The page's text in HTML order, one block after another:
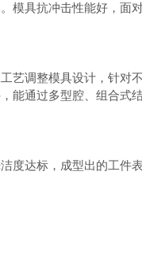
模具抗冲击性能好，
调整模具设计，针对
能通过多型腔、组合式
达标，成型出的工件